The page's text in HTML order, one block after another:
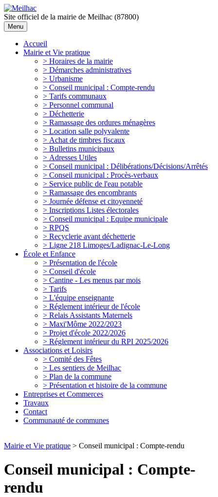
Site officiel de la mairie de Meilhac (87800)
Menu
Accueil
Mairie et Vie pratique
> Horaires de la mairie
> Démarches administratives
> Urbanisme
> Conseil municipal : Compte-rendu
> Tarifs communaux
> Personnel communal
> Déchetterie
> Ramassage des ordures ménagères
> Location salle polyvalente
> Achat de timbres fiscaux
> Bulletins municipaux
> Adresses Utiles
> Conseil municipal : Délibérations/Décisions/Arrêtés
> Conseil municipal : Procès-verbaux
> Service public de l'eau potable
> Ramassage des encombrants
> Journée défense et citoyenneté
> Inscriptions Listes électorales
> Conseil municipal : Equipe municipale
> RPQS
> Recyclerie avant déchetterie
> Ligne 218 Limoges/Ladignac-Le-Long
École et Enfance
> Présentation de l'école
> Conseil d'école
> Cantine - Les menus par mois
> Tarifs
> L'équipe enseignante
> Réglement intérieur de l'école
> Relais Assistants Maternels
> Maxi'Môme 2022/2023
> Projet d'école 2022/2026
> Réglement intérieur du RPI 2025/2026
Associations et Loisirs
> Comité des Fêtes
> Les sentiers de Meilhac
> Plan de la commune
> Présentation et histoire de la commune
Entreprises et Commerces
Travaux
Contact
Communauté de communes
Mairie et Vie pratique > Conseil municipal : Compte-rendu
Conseil municipal : Compte-
rendu